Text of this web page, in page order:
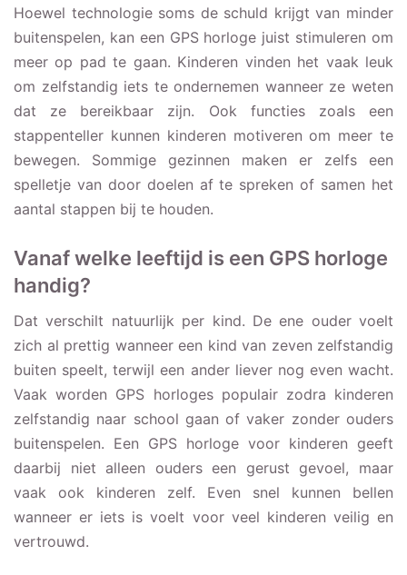
Hoewel technologie soms de schuld krijgt van minder
buitenspelen, kan een GPS horloge juist stimuleren om
meer op pad te gaan. Kinderen vinden het vaak leuk
om zelfstandig iets te ondernemen wanneer ze weten
dat ze bereikbaar zijn. Ook functies zoals een
stappenteller kunnen kinderen motiveren om meer te
bewegen. Sommige gezinnen maken er zelfs een
spelletje van door doelen af te spreken of samen het
aantal stappen bij te houden.
Vanaf welke leeftijd is een GPS horloge
handig?
Dat verschilt natuurlijk per kind. De ene ouder voelt
zich al prettig wanneer een kind van zeven zelfstandig
buiten speelt, terwijl een ander liever nog even wacht.
Vaak worden GPS horloges populair zodra kinderen
zelfstandig naar school gaan of vaker zonder ouders
buitenspelen. Een GPS horloge voor kinderen geeft
daarbij niet alleen ouders een gerust gevoel, maar
vaak ook kinderen zelf. Even snel kunnen bellen
wanneer er iets is voelt voor veel kinderen veilig en
vertrouwd.